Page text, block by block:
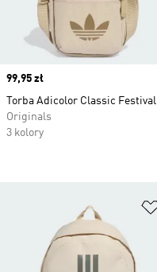
Price
99,95 zł
Torba Adicolor Classic Festival
Originals
3 kolory